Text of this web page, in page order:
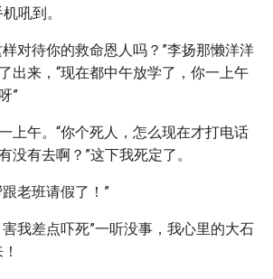
吼到。
对待你的救命恩人吗？”李扬那懒洋洋
出来，“现在都中午放学了，你一上午
”
上午。“你个死人，怎么现在才打电话
没有去啊？”这下我死定了。
老班请假了！”
我差点吓死”一听没事，我心里的大石